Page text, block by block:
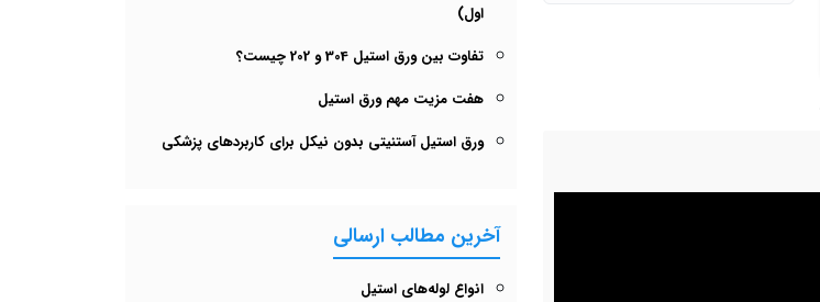
اول)
تفاوت بین ورق استیل 304 و 202 چیست؟
هفت مزیت مهم ورق استیل
ورق استیل آستنیتی بدون نیکل برای کاربردهای پزشکی
آخرین مطالب ارسالی
انواع لوله‌های استیل